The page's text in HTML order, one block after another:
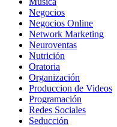
Negocios
Negocios Online
Network Marketing
Neuroventas
Nutrición
Oratoria
Organización
Produccion de Videos
Programación
Redes Sociales
Seducción